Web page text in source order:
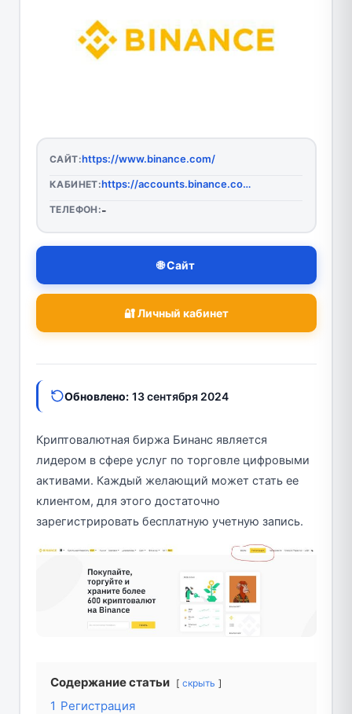
САЙТ:https://www.binance.com/
КАБИНЕТ: https://accounts.binance.com/ru/register?ref=95732657
ТЕЛЕФОН:-
🌐 Сайт
🔐 Личный кабинет
Обновлено: 13 сентября 2024
Криптовалютная биржа Бинанс является
лидером в сфере услуг по торговле цифровыми
активами. Каждый желающий может стать ее
клиентом, для этого достаточно
зарегистрировать бесплатную учетную запись.
Содержание статьи скрыть
1 Регистрация